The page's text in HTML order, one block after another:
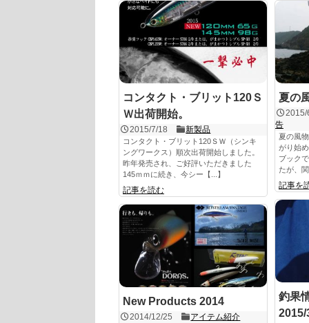
コンタクト・ブリット120Ｓ
Ｗ出荷開始。
2015/7/18 新製品
コンタクト・ブリット120ＳＷ（シンキ
ングワークス）順次出荷開始しました。
昨年発売され、ご好評いただきました
145ｍｍに続き、今シー【...】
記事を読む
夏の
2015/
告
夏の風
がり始
ブック
たが、
記事を
釣果
2015/
New Products 2014
2014/12/25 アイテム紹介